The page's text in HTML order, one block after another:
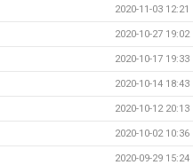
2020-11-03 12:21
2020-10-27 19:02
2020-10-17 19:33
2020-10-14 18:43
2020-10-12 20:13
2020-10-02 10:36
2020-09-29 15:24